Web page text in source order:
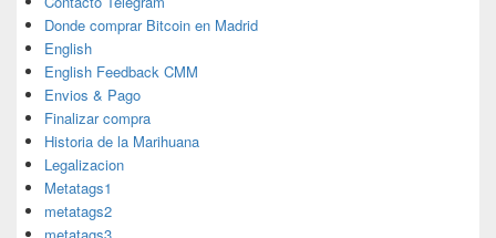
Donde comprar Bitcoin en Madrid
English
English Feedback CMM
Envios & Pago
Finalizar compra
Historia de la Marihuana
Legalizacion
Metatags1
metatags2